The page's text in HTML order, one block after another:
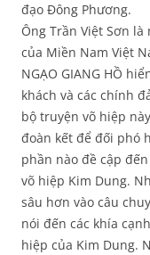
đạo Đông Phương.
Ông Trần Việt Sơn
của Miền Nam Việt
NGẠO GIANG HỒ
khách và các chính
bộ truyện võ hiệp
đoàn kết để đối phó
phần nào đề cập
võ hiệp Kim Dung.
sâu hơn vào câu
nói đến các khía
hiệp của Kim Dung.